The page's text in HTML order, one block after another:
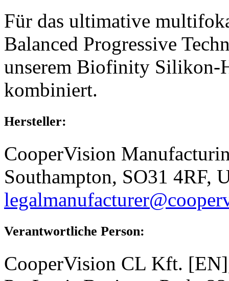
Für das ultimative
Balanced Progressive
unserem Biofinity Silikon-
kombiniert.
Hersteller:
CooperVision
Southampton, SO31 4RF,
Verantwortliche Person:
CooperVision CL Kft.